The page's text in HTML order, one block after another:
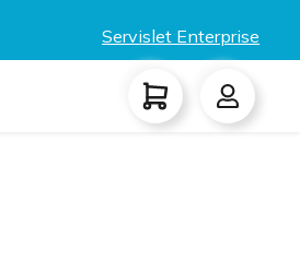
Servislet Enterprise